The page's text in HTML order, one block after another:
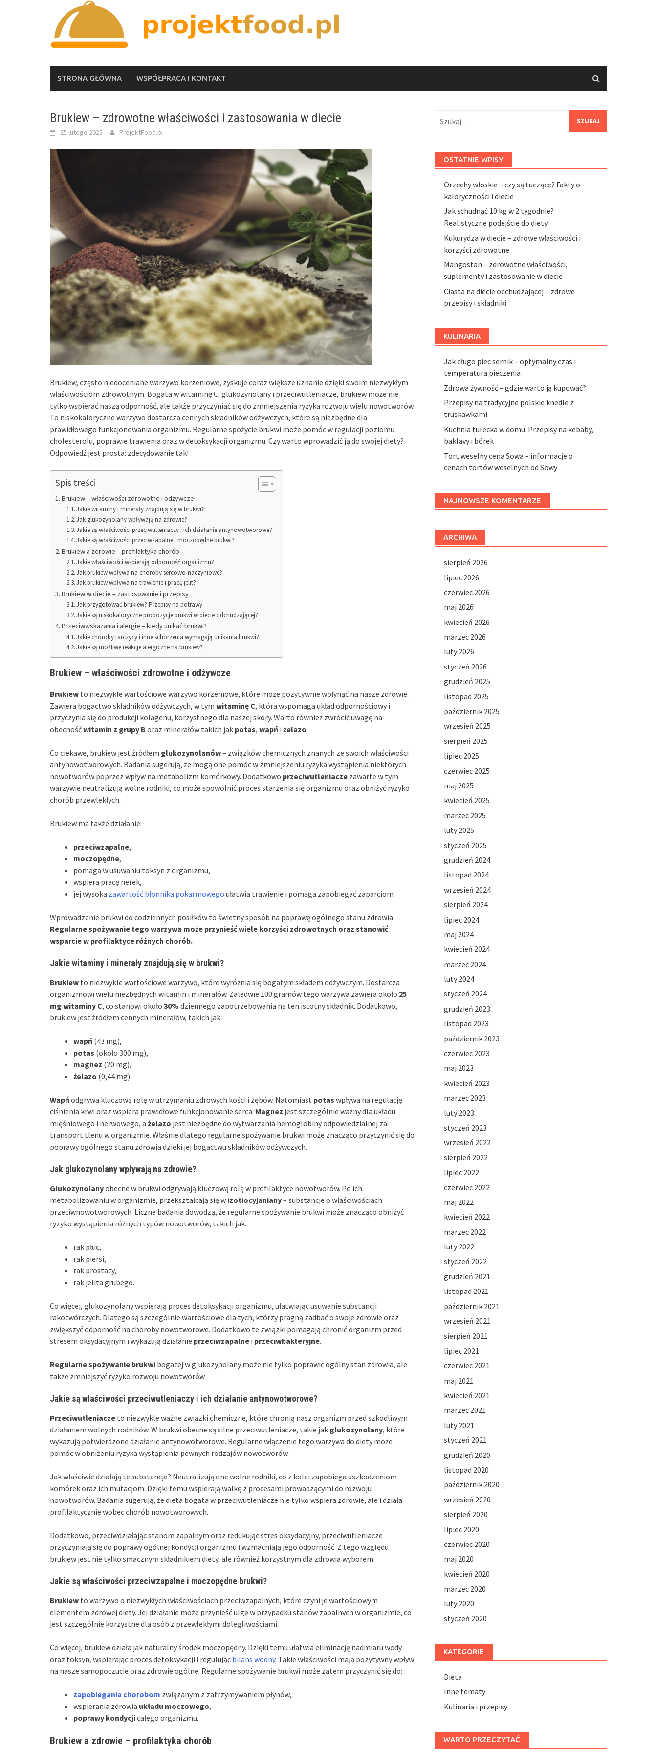
STRONA GŁÓWNA WSPÓŁPRACA I KONTAKT
Brukiew – zdrowotne właściwości i zastosowania w diecie
25 lutego 2025 ProjektFood.pl
Brukiew, często niedoceniane warzywo korzeniowe, zyskuje coraz większe uznanie dzięki swoim niezwykłym
właściwościom zdrowotnym. Bogata w witaminę C, glukozynolany i przeciwutleniacze, brukiew może nie
tylko wspierać naszą odporność, ale także przyczyniać się do zmniejszenia ryzyka rozwoju wielu nowotworów.
To niskokaloryczne warzywo dostarcza cennych składników odżywczych, które są niezbędne dla
prawidłowego funkcjonowania organizmu. Regularne spożycie brukwi może pomóc w regulacji poziomu
cholesterolu, poprawie trawienia oraz w detoksykacji organizmu. Czy warto wprowadzić ją do swojej diety?
Odpowiedź jest prosta: zdecydowanie tak!
Spis treści
Brukiew – właściwości zdrowotne i odżywcze
Jakie witaminy i minerały znajdują się w brukwi?
Jak glukozynolany wpływają na zdrowie?
Jakie są właściwości przeciwutleniaczy i ich działanie antynowotworowe?
Jakie są właściwości przeciwzapalne i moczopędne brukwi?
Brukiew a zdrowie – profilaktyka chorób
Jakie właściwości wspierają odporność organizmu?
Jak brukiew wpływa na choroby sercowo-naczyniowe?
Jak brukiew wpływa na trawienie i pracę jelit?
Brukiew w diecie – zastosowanie i przepisy
Jak przygotować brukiew? Przepisy na potrawy
Jakie są niskokaloryczne propozycje brukwi w diecie odchudzającej?
Przeciwwskazania i alergie – kiedy unikać brukwi?
Jakie choroby tarczycy i inne schorzenia wymagają unikania brukwi?
Jakie są możliwe reakcje alergiczne na brukiew?
Brukiew – właściwości zdrowotne i odżywcze
Brukiew to niezwykle wartościowe warzywo korzeniowe, które może pozytywnie wpłynąć na nasze zdrowie.
Zawiera bogactwo składników odżywczych, w tym witaminę C, która wspomaga układ odpornościowy i
przyczynia się do produkcji kolagenu, korzystnego dla naszej skóry. Warto również zwrócić uwagę na
obecnośćwitamin z grupy B oraz minerałów takich jak potas, wapń i żelazo.
Co ciekawe, brukiew jest źródłem glukozynolanów– związków chemicznych znanych ze swoich właściwości
antynowotworowych. Badania sugerują, że mogą one pomóc w zmniejszeniu ryzyka wystąpienia niektórych
nowotworów poprzez wpływ na metabolizm komórkowy. Dodatkowo przeciwutleniacze zawarte w tym
warzywie neutralizują wolne rodniki, co może spowolnić proces starzenia się organizmu oraz obniżyć ryzyko
chorób przewlekłych.
Brukiew ma także działanie:
przeciwzapalne,
moczopędne,
pomaga w usuwaniu toksyn z organizmu,
wspiera pracę nerek,
jej wysoka zawartość błonnika pokarmowego ułatwia trawienie i pomaga zapobiegać zaparciom.
Wprowadzenie brukwi do codziennych posiłków to świetny sposób na poprawę ogólnego stanu zdrowia.
Regularne spożywanie tego warzywa może przynieść wiele korzyści zdrowotnych oraz stanowić
wsparcie w profilaktyce różnych chorób.
Jakie witaminy i minerały znajdują się w brukwi?
Brukiew to niezwykle wartościowe warzywo, które wyróżnia się bogatym składem odżywczym. Dostarcza
organizmowi wielu niezbędnych witamin i minerałów. Zaledwie 100 gramów tego warzywa zawiera około 25
mg witaminy C, co stanowi około 30% dziennego zapotrzebowania na ten istotny składnik. Dodatkowo,
brukiew jest źródłem cennych minerałów, takich jak:
wapń (43 mg),
potas (około 300 mg),
magnez (20 mg),
żelazo (0,44 mg).
Wapńodgrywa kluczową rolę w utrzymaniu zdrowych kości i zębów. Natomiast potas wpływa na regulację
ciśnienia krwi oraz wspiera prawidłowe funkcjonowanie serca. Magnez jest szczególnie ważny dla układu
mięśniowego i nerwowego, a żelazo jest niezbędne do wytwarzania hemoglobiny odpowiedzialnej za
transport tlenu w organizmie. Właśnie dlatego regularne spożywanie brukwi może znacząco przyczynić się do
poprawy ogólnego stanu zdrowia dzięki jej bogactwu składników odżywczych.
Jak glukozynolany wpływają na zdrowie?
Glukozynolanyobecne w brukwi odgrywają kluczową rolę w profilaktyce nowotworów. Po ich
metabolizowaniu w organizmie, przekształcają się w izotiocyjaniany– substancje o właściwościach
przeciwnowotworowych. Liczne badania dowodzą, że regularne spożywanie brukwi może znacząco obniżyć
ryzyko wystąpienia różnych typów nowotworów, takich jak:
rak płuc,
rak piersi,
rak prostaty,
rak jelita grubego.
Co więcej, glukozynolany wspierają proces detoksykacji organizmu, ułatwiając usuwanie substancji
rakotwórczych. Dlatego są szczególnie wartościowe dla tych, którzy pragną zadbać o swoje zdrowie oraz
zwiększyć odporność na choroby nowotworowe. Dodatkowo te związki pomagają chronić organizm przed
stresem oksydacyjnym i wykazują działanie przeciwzapalne i przeciwbakteryjne.
Regularne spożywanie brukwi bogatej w glukozynolany może nie tylko poprawić ogólny stan zdrowia, ale
także zmniejszyć ryzyko rozwoju nowotworów.
Jakie są właściwości przeciwutleniaczy i ich działanie antynowotworowe?
Przeciwutleniacze to niezwykle ważne związki chemiczne, które chronią nasz organizm przed szkodliwym
działaniem wolnych rodników. W brukwi obecne są silne przeciwutleniacze, takie jak glukozynolany, które
wykazują potwierdzone działanie antynowotworowe. Regularne włączenie tego warzywa do diety może
pomóc w obniżeniu ryzyka wystąpienia pewnych rodzajów nowotworów.
Jak właściwie działają te substancje? Neutralizują one wolne rodniki, co z kolei zapobiega uszkodzeniom
komórek oraz ich mutacjom. Dzięki temu wspierają walkę z procesami prowadzącymi do rozwoju
nowotworów. Badania sugerują, że dieta bogata w przeciwutleniacze nie tylko wspiera zdrowie, ale i działa
profilaktycznie wobec chorób nowotworowych.
Dodatkowo, przeciwdziałając stanom zapalnym oraz redukując stres oksydacyjny, przeciwutleniacze
przyczyniają się do poprawy ogólnej kondycji organizmu i wzmacniają jego odporność. Z tego względu
brukiew jest nie tylko smacznym składnikiem diety, ale również korzystnym dla zdrowia wyborem.
Jakie są właściwości przeciwzapalne i moczopędne brukwi?
Brukiew to warzywo o niezwykłych właściwościach przeciwzapalnych, które czyni je wartościowym
elementem zdrowej diety. Jej działanie może przynieść ulgę w przypadku stanów zapalnych w organizmie, co
jest szczególnie korzystne dla osób z przewlekłymi dolegliwościami.
Co więcej, brukiew działa jak naturalny środek moczopędny. Dzięki temu ułatwia eliminację nadmiaru wody
oraz toksyn, wspierając proces detoksykacji i regulując bilans wodny. Takie właściwości mają pozytywny wpływ
na nasze samopoczucie oraz zdrowie ogólne. Regularne spożywanie brukwi może zatem przyczynić się do:
zapobiegania chorobom związanym z zatrzymywaniem płynów,
wspierania zdrowia układu moczowego,
poprawy kondycjicałego organizmu.
Brukiew a zdrowie – profilaktyka chorób
OSTATNIE WPISY
Orzechy włoskie – czy są tuczące? Fakty o
kaloryczności i diecie
Jak schudnąć 10 kg w 2 tygodnie?
Realistyczne podejście do diety
Kukurydza w diecie – zdrowe właściwości i
korzyści zdrowotne
Mangostan – zdrowotne właściwości,
suplementy i zastosowanie w diecie
Ciasta na diecie odchudzającej – zdrowe
przepisy i składniki
KULINARIA
Jak długo piec sernik – optymalny czas i
temperatura pieczenia
Zdrowa żywność – gdzie warto ją kupować?
Przepisy na tradycyjne polskie knedle z
truskawkami
Kuchnia turecka w domu: Przepisy na kebaby,
baklavy i börek
Tort weselny cena Sowa – informacje o
cenach tortów weselnych od Sowy
NAJNOWSZE KOMENTARZE
ARCHIWA
sierpień 2026
lipiec 2026
czerwiec 2026
maj 2026
kwiecień 2026
marzec 2026
luty 2026
styczeń 2026
grudzień 2025
listopad 2025
październik 2025
wrzesień 2025
sierpień 2025
lipiec 2025
czerwiec 2025
maj 2025
kwiecień 2025
marzec 2025
luty 2025
styczeń 2025
grudzień 2024
listopad 2024
wrzesień 2024
sierpień 2024
lipiec 2024
maj 2024
kwiecień 2024
marzec 2024
luty 2024
styczeń 2024
grudzień 2023
listopad 2023
październik 2023
czerwiec 2023
maj 2023
kwiecień 2023
marzec 2023
luty 2023
styczeń 2023
wrzesień 2022
sierpień 2022
lipiec 2022
czerwiec 2022
maj 2022
kwiecień 2022
marzec 2022
luty 2022
styczeń 2022
grudzień 2021
listopad 2021
październik 2021
wrzesień 2021
sierpień 2021
lipiec 2021
czerwiec 2021
maj 2021
kwiecień 2021
marzec 2021
luty 2021
styczeń 2021
grudzień 2020
listopad 2020
październik 2020
wrzesień 2020
sierpień 2020
lipiec 2020
czerwiec 2020
maj 2020
kwiecień 2020
marzec 2020
luty 2020
styczeń 2020
KATEGORIE
Dieta
Inne tematy
Kulinaria i przepisy
WARTO PRZECZYTAĆ